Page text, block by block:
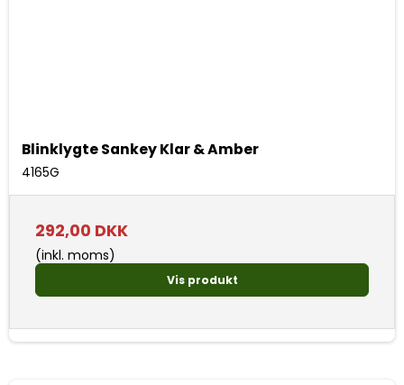
Blinklygte Sankey Klar & Amber
4165G
292,00 DKK
(inkl. moms)
Vis produkt